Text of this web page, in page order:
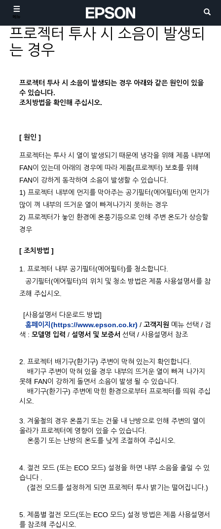
메뉴
프로젝터 투사 시 소음이 발생되
는 경우
프로젝터 투사 시 소음이 발생되는 경우 아래와 같은 원인이 있을
수 있습니다.
조치방법을 확인해 주십시오.
[ 원인 ]
프로젝터는 투사 시 열이 발생되기 때문에 냉각을 위해 제품 내부에
FAN이 있는데 아래의 경우에 따라 제품(프로젝터) 보호를 위해
FAN이 강하게 동작하여 소음이 발생할 수 있습니다.
1) 프로젝터 내부에 먼지를 막아주는 공기필터(에어필터)에 먼지가
많이 껴 내부의 뜨거운 열이 빠져나가지 못하는 경우
2) 프로젝터가 놓인 환경에 온풍기등으로 인해 주변 온도가 상승할
경우
[ 조치방법 ]
1. 프로젝터 내부 공기필터(에어필터)를 청소합니다.
공기필터(에어필터)의 위치 및 청소 방법은 제품 사용설명서를 참
조해 주십시오.
[사용설명서 다운로드 방법]
홈페이지(https://www.epson.co.kr) / 고객지원 메뉴 선택 / 검
색 : 모델명 입력 / 설명서 및 보증서 선택 / 사용설명서 참조
2. 프로젝터 배기구(환기구) 주변이 막혀 있는지 확인합니다.
배기구 주변이 막혀 있을 경우 내부의 뜨거운 열이 빠져 나가지
못해 FAN이 강하게 돌면서 소음이 발생 될 수 있습니다.
배기구(환기구) 주변에 막힌 환경으로부터 프로젝터를 띄워 주십
시오.
3. 겨울철의 경우 온품기 또는 건물 내 난방으로 인해 주변의 열이
올라가 프로젝터에 영향이 있을 수 있습니다.
온풍기 또는 난방의 온도를 낮게 조절하여 주십시오.
4. 절전 모드 (또는 ECO 모드) 설정을 하면 내부 소음을 줄일 수 있
습니다 .
(절전 모드를 설정하게 되면 프로젝터 투사 밝기는 떨어집니다.)
5. 제품별 절전 모드(또는 ECO 모드) 설정 방법은 제품 사용설명서
를 참조해 주십시오.